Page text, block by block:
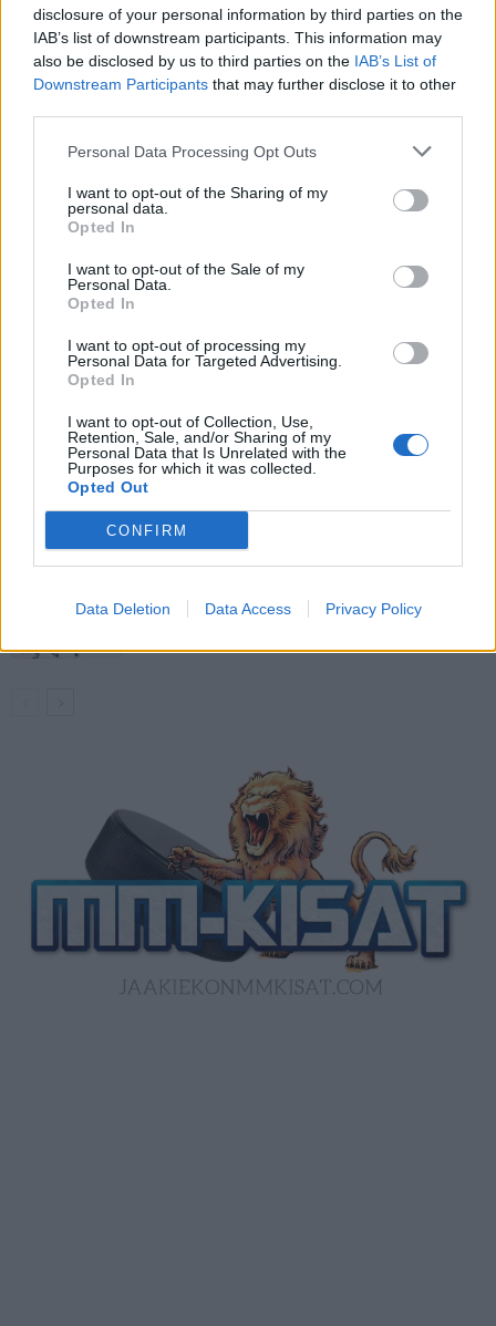
disclosure of your personal information by third parties on the
IAB’s list of downstream participants. This information may
also be disclosed by us to third parties on the IAB’s List of
Downstream Participants that may further disclose it to other
Personal Data Processing Opt Outs
I want to opt-out of the Sharing of my
personal data.
Opted In
I want to opt-out of the Sale of my
Personal Data.
Opted In
I want to opt-out of processing my
Personal Data for Targeted Advertising.
Opted In
I want to opt-out of Collection, Use,
Retention, Sale, and/or Sharing of my
Personal Data that Is Unrelated with the
Purposes for which it was collected.
Opted Out
CONFIRM
Data Deletion Data Access Privacy Policy
Edellinen artikkeli
Luostarinen tarjoili – Sam
Reinhart viimeisteli jäätävällä
Seuraava artikkeli
kirjaimellisesti päätään – piti
Leijonat julkisti ketjut Sveitsi-peliin –
kaukaloon
Venäläisveskari sekosi Suomen 2.
divisioonassa – sai samasta tilanteesta
50 jäähyminuuttia
Kanada – USA klo 15:10 – näin katsot
ottelun ilmaiseksi TV:stä